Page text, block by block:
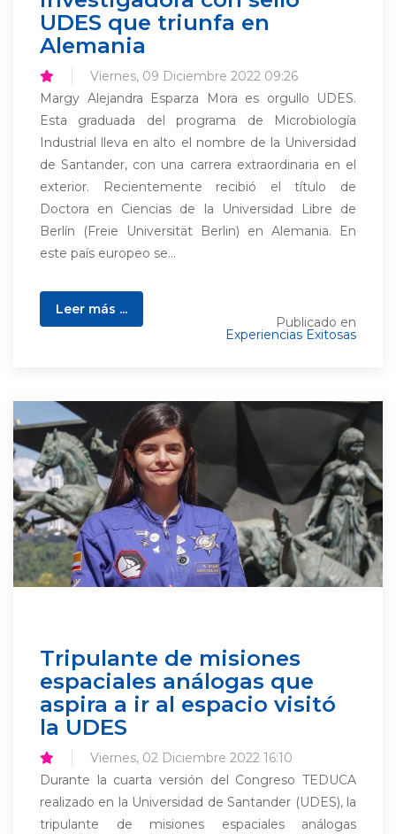
UDES que triunfa en
Alemania
Viernes, 09 Diciembre 2022 09:26
Margy Alejandra Esparza Mora es orgullo UDES.
Esta graduada del programa de Microbiología
Industrial lleva en alto el nombre de la Universidad
de Santander, con una carrera extraordinaria en el
exterior. Recientemente recibió el título de
Doctora en Ciencias de la Universidad Libre de
Berlín (Freie Universität Berlin) en Alemania. En
este país europeo se...
Leer más ...
Publicado en
Experiencias Exitosas
Tripulante de misiones
espaciales análogas que
aspira a ir al espacio visitó
la UDES
Viernes, 02 Diciembre 2022 16:10
Durante la cuarta versión del Congreso TEDUCA
realizado en la Universidad de Santander (UDES), la
tripulante de misiones espaciales análogas